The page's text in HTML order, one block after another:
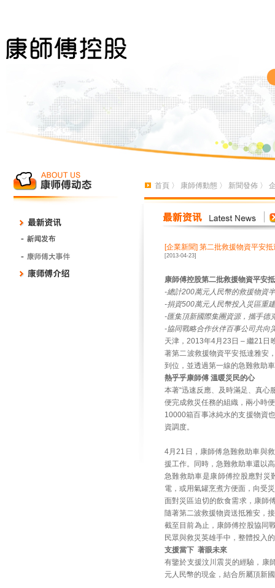
首頁 〉 康師傅動態 〉 新聞發佈 〉
[企業新聞] 第二批救援物資平安抵
[2013-04-23]
康師傅控股第二批救援物資平安
-總計200萬元人民幣的救援物資
-捐資500萬元人民幣投入災區重
-匯集頂新國際集團資源，攜手德
-協同戰略合作伙伴百事公司共向
天津，2013年4月23日 – 繼21日
著第二波救援物資平安抵達雅安
到位，並透過第一線的急難救助
熱乎乎康師傅 溫暖災民的心
本著“迅速反應、及時滿足、真心
便完成救災任務的組織，兩小時
10000箱百事冰純水的支援物資
資調度。
4月21日，康師傅急難救助車與
援工作。同時，急難救助車還以
急難救助車是康師傅控股應對災
電，或用氣罐烹煮方便面，向受
面對災區迫切的飲食需求，康師
隨著第二波救援物資送抵雅安，
截至目前為止，康師傅控股協同
民眾與救災英雄手中，整體投入
支援當下 著眼未來
有鑒於支援汶川震災的經驗，康
元人民幣的現金，結合所屬頂新